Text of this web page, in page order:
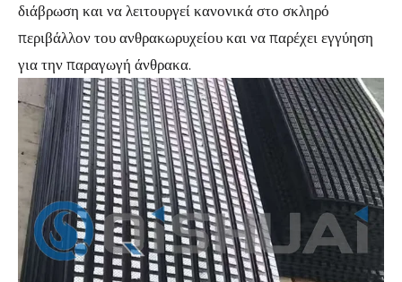
διάβρωση και να λειτουργεί κανονικά στο σκληρό
περιβάλλον του ανθρακωρυχείου και να παρέχει εγγύηση
για την παραγωγή άνθρακα.